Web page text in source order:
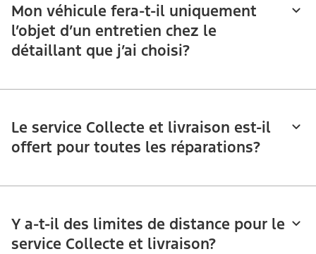
Mon véhicule fera-t-il uniquement
l’objet d’un entretien chez le
détaillant que j’ai choisi?
Le service Collecte et livraison est-il
offert pour toutes les réparations?
Y a-t-il des limites de distance pour le
service Collecte et livraison?